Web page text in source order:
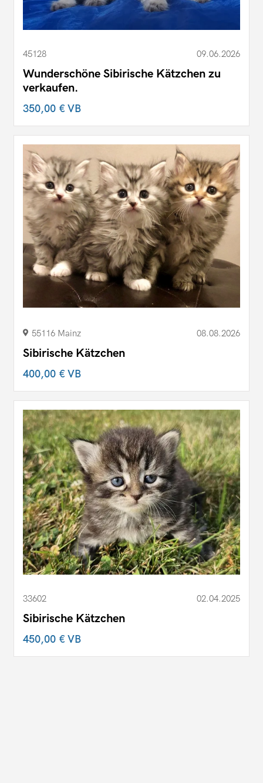
45128 09.06.2026
Wunderschöne Sibirische Kätzchen zu
verkaufen.
350,00 €VB
55116 Mainz 08.08.2026
Sibirische Kätzchen
400,00 €VB
33602 02.04.2025
Sibirische Kätzchen
450,00 €VB